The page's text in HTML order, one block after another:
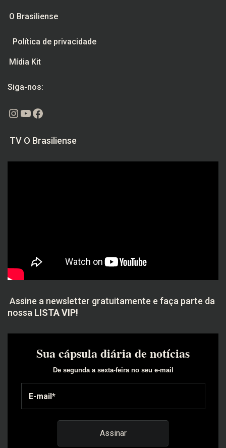
O Brasiliense
Política de privacidade
Mídia Kit
Siga-nos:
Instagram
Youtube
Facebook
TV O Brasiliense
Assine a newsletter gratuitamente e faça parte da
nossa LISTA VIP!
Sua cápsula diária de notícias
De segunda a sexta-feira no seu e-mail